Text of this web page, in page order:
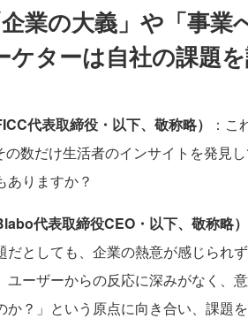
業の大義」や「事業
ターは自社の課題
代表取締役・以下、敬称略）
：
の数だけ生活者のインサイトを発見
ありますか？
代表取締役CEO・以下、敬称略）
だとしても、企業の熱意が感じられ
ユーザーからの反応に深みがなく、
か？」という原点に向き合い、課題